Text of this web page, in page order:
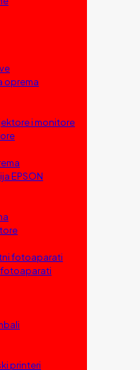
oprema
i monitore
EPSON
fotoaparati
fotoaparati
printeri